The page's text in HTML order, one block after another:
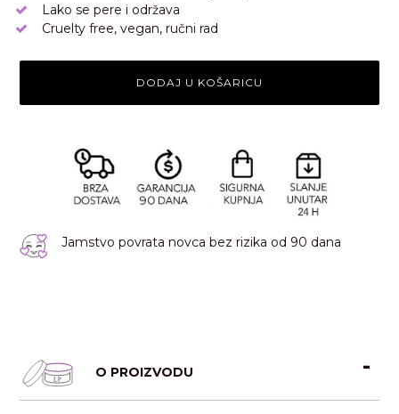
Lako se pere i održava
Cruelty free, vegan, ručni rad
DODAJ U KOŠARICU
Jamstvo povrata novca bez rizika od 90 dana
O PROIZVODU